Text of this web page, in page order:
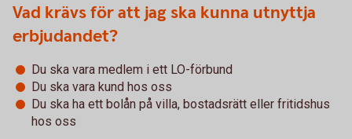
Vad krävs för att jag ska kunna utnyttja
erbjudandet?
Du ska vara medlem i ett LO-förbund
Du ska vara kund hos oss
Du ska ha ett bolån på villa, bostadsrätt eller fritidshus
hos oss